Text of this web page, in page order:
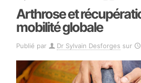
Arthrose et
mobilité globale
Publié par Dr Sylvain Desforges sur